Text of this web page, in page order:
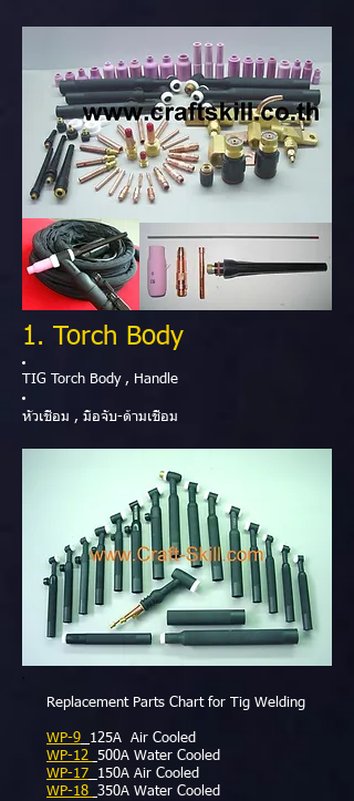
1. Torch Body
TIG Torch Body , Handle
หัวเชื่อม , มือจับ-ด้ามเชื่อม
Replacement Parts Chart for Tig Welding
WP-9
125A Air Cooled
WP-12
500A Water Cooled
WP-17
150A Air Cooled
WP-18
350A Water Cooled